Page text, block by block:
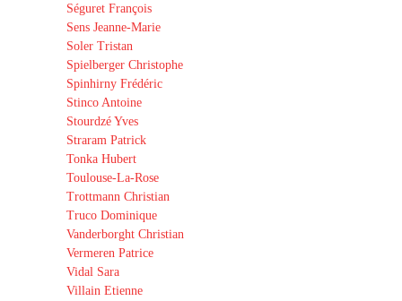
Séguret François
Sens Jeanne-Marie
Soler Tristan
Spielberger Christophe
Spinhirny Frédéric
Stinco Antoine
Stourdzé Yves
Straram Patrick
Tonka Hubert
Toulouse-La-Rose
Trottmann Christian
Truco Dominique
Vanderborght Christian
Vermeren Patrice
Vidal Sara
Villain Etienne